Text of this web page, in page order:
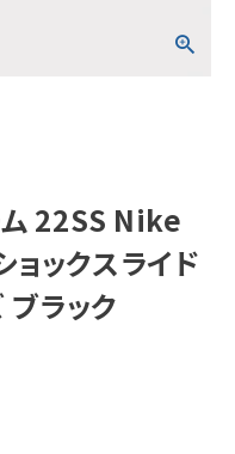
22SS Nike
ックスライド
ラック